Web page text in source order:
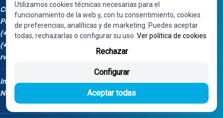
Ctra. Artazu, km 1, 31100
Puente la Reina - Navarra
(+34) 948 34 04 98
(+34) 668 848 123
rv@valdizarbe.es
Instalación Fotovoltaica - Fondos
Next Generation
Utilizamos cookies técnicas necesarias para el
funcionamiento de la web y, con tu consentimiento, cookies
de preferencias, analíticas y de marketing. Puedes aceptar
todas, rechazarlas o configurar su uso. Ver política de cookies
Rechazar
Configurar
Aceptar todas